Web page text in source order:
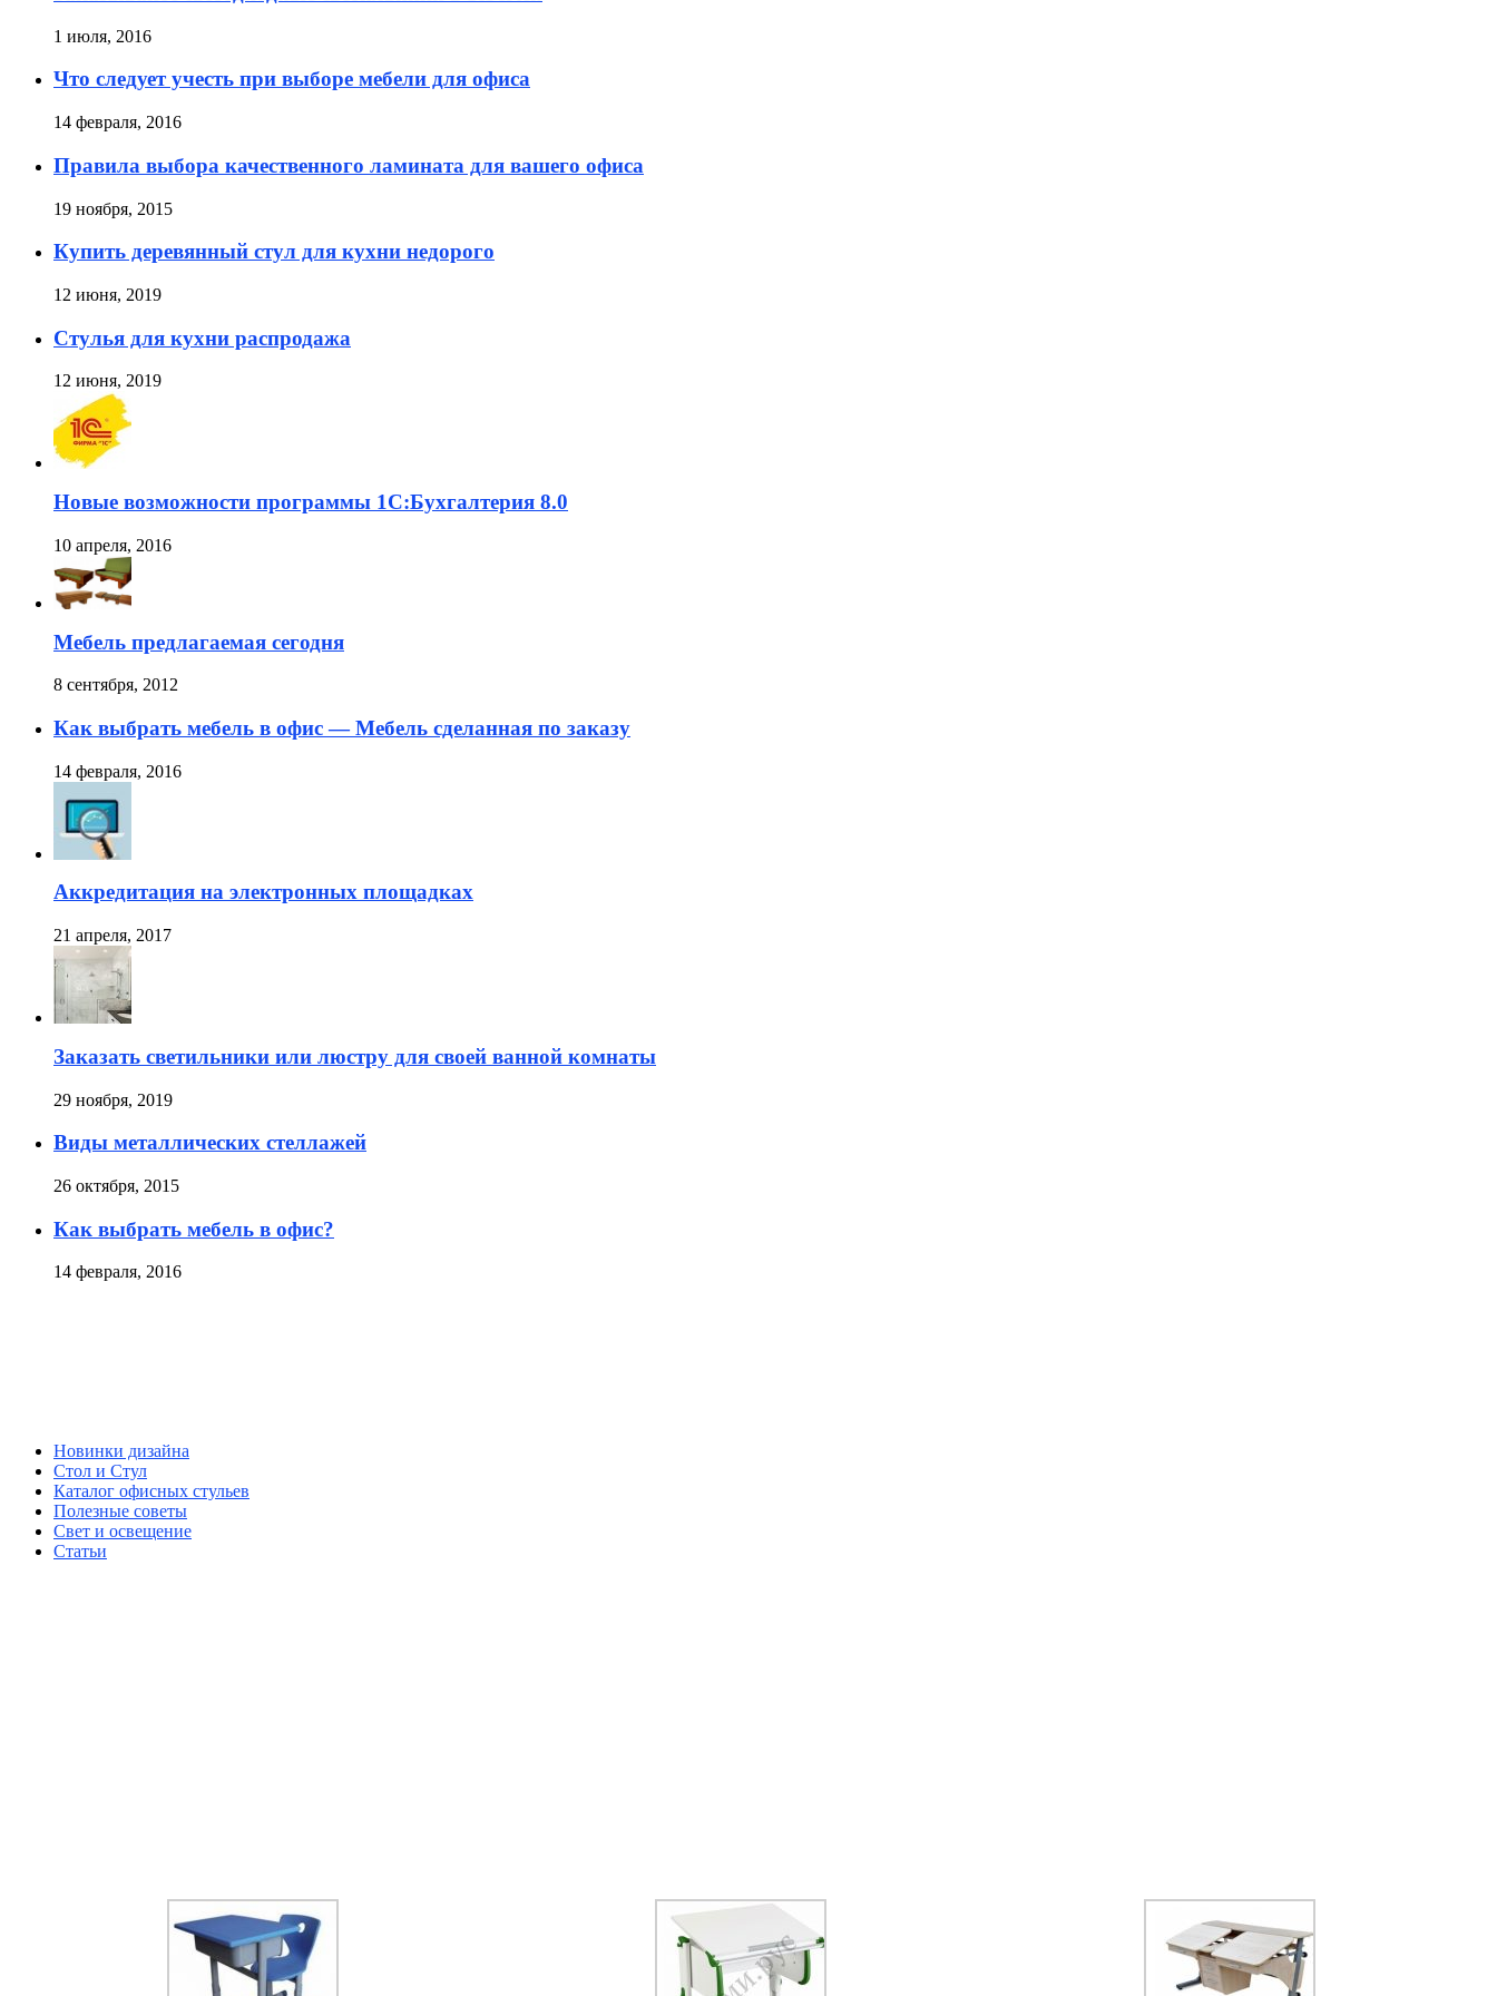
1 июля, 2016
Что следует учесть при выборе мебели для офиса
14 февраля, 2016
Правила выбора качественного ламината для вашего офиса
19 ноября, 2015
Купить деревянный стул для кухни недорого
12 июня, 2019
Стулья для кухни распродажа
12 июня, 2019
Новые возможности программы 1С:Бухгалтерия 8.0
10 апреля, 2016
Мебель предлагаемая сегодня
8 сентября, 2012
Как выбрать мебель в офис — Мебель сделанная по заказу
14 февраля, 2016
Аккредитация на электронных площадках
21 апреля, 2017
Заказать светильники или люстру для своей ванной комнаты
29 ноября, 2019
Виды металлических стеллажей
26 октября, 2015
Как выбрать мебель в офис?
14 февраля, 2016
Новинки дизайна
Стол и Стул
Каталог офисных стульев
Полезные советы
Свет и освещение
Статьи